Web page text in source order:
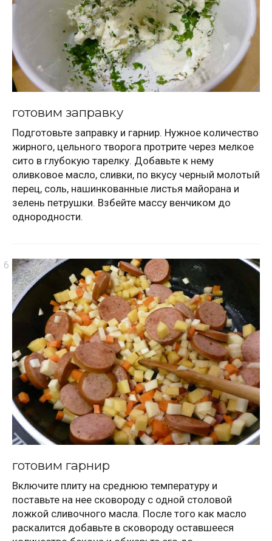
готовим заправку
Подготовьте заправку и гарнир. Нужное количество
жирного, цельного творога протрите через мелкое
сито в глубокую тарелку. Добавьте к нему
оливковое масло, сливки, по вкусу черный молотый
перец, соль, нашинкованные листья майорана и
зелень петрушки. Взбейте массу венчиком до
однородности.
готовим гарнир
Включите плиту на среднюю температуру и
поставьте на нее сковороду с одной столовой
ложкой сливочного масла. После того как масло
раскалится добавьте в сковороду оставшееся